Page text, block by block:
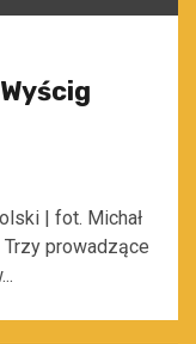
| fot. Michał
Trzy prowadzące